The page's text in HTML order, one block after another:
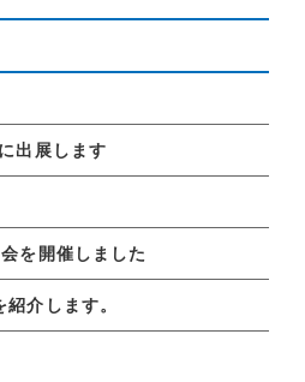
出展します
を開催しました
介します。